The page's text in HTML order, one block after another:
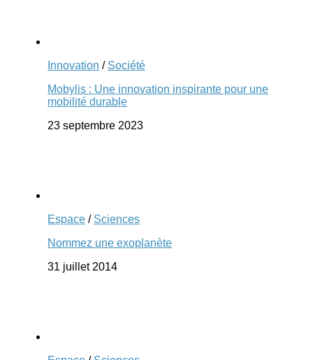
Innovation / Société
Mobylis : Une innovation inspirante pour une
mobilité durable
23 septembre 2023
Espace / Sciences
Nommez une exoplanète
31 juillet 2014